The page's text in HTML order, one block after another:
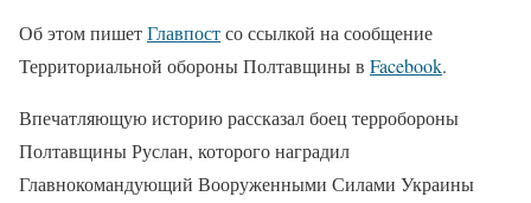
Об этом пишетГлавпостсо ссылкой на сообщение
Территориальной обороны Полтавщины в Facebook.
Впечатляющую историю рассказал боец терробороны
Полтавщины Руслан, которого наградил
Главнокомандующий Вооруженными Силами Украины